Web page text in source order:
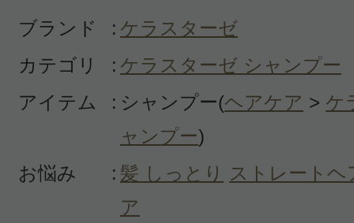
投稿日：2025年06月
さな 様／40代前半
購入品：ディシプリン DP バン フル
ブランド : ケラスターゼ
カテゴリ
: ケラスターゼ シャンプー
アイテム
: シャンプー(ヘアケア > ケ
ャンプー)
お悩み
: 髪 しっとり
ストレートヘ
ア